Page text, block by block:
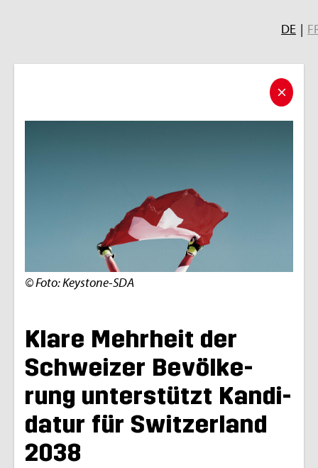
DE |
© Foto: Keystone-SDA
Klare Mehr­heit der
Schwei­zer Be­völ­ke­
rung un­ter­stützt Kan­di­
da­tur für Swit­zer­land
2038